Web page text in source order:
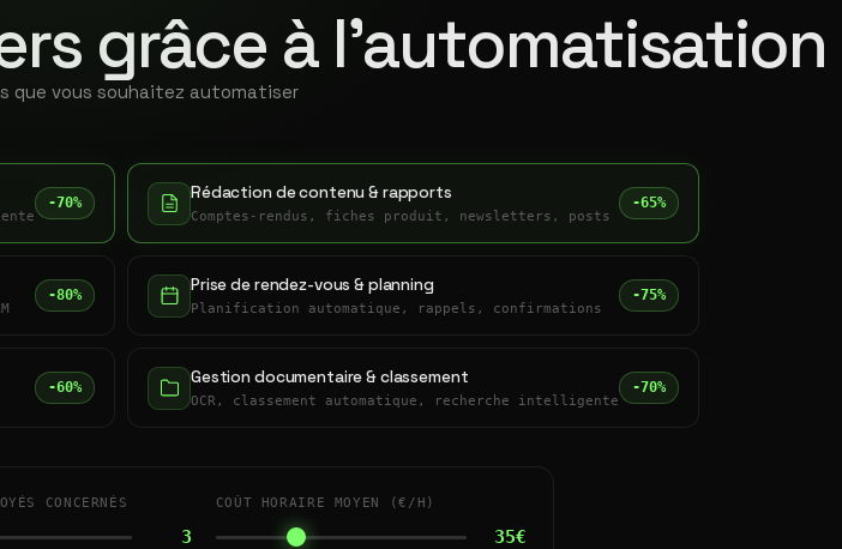
grâce à l'automatisation
que vous souhaitez automatiser
-70% Rédaction de contenu & rapports
Comptes-rendus, fiches produit, newsletters, posts
-65%
-80% Prise de rendez-vous & planning
Planification automatique, rappels, confirmations
-75%
-60% Gestion documentaire & classement
OCR, classement automatique, recherche intelligente
-70%
CONCERNÉS
3
COÛT HORAIRE MOYEN (€/H)
35€